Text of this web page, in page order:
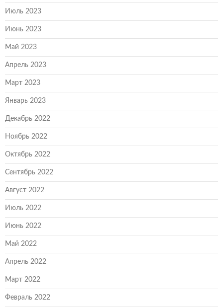
Июль 2023
Июнь 2023
Май 2023
Апрель 2023
Март 2023
Январь 2023
Декабрь 2022
Ноябрь 2022
Октябрь 2022
Сентябрь 2022
Август 2022
Июль 2022
Июнь 2022
Май 2022
Апрель 2022
Март 2022
Февраль 2022